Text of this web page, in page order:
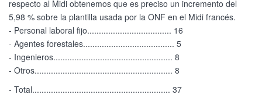
respecto al Midi obtenemos que es preciso un incremento del
5,98 % sobre la plantilla usada por la ONF en el Midi francés.
- Personal laboral fijo.................................... 16
- Agentes forestales....................................... 5
- Ingenieros................................................... 8
- Otros........................................................... 8
- Total........................................................... 37